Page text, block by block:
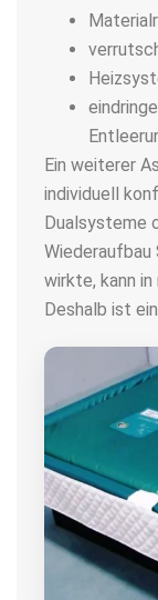
Ein weiterer
individuell
Dualsysteme
wirkte, kann
Deshalb ist